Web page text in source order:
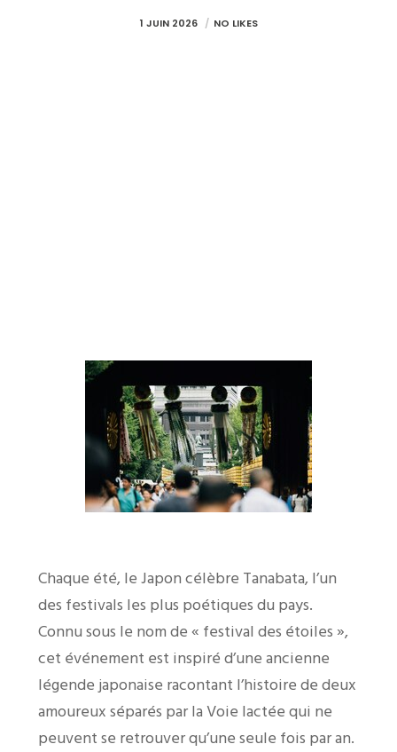
1 JUIN 2026 NO LIKES
Chaque été, le Japon célèbre Tanabata, l’un
des festivals les plus poétiques du pays.
Connu sous le nom de « festival des étoiles »,
cet événement est inspiré d’une ancienne
légende japonaise racontant l’histoire de deux
amoureux séparés par la Voie lactée qui ne
peuvent se retrouver qu’une seule fois par an.